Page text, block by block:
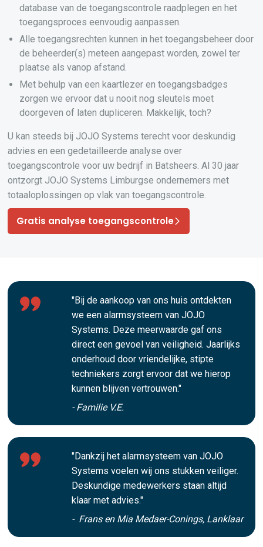
database van de toegangscontrole raadplegen en het
toegangsproces eenvoudig aanpassen.
Alle toegangsrechten kunnen in het toegangsbeheer door
de beheerder(s) meteen aangepast worden, zowel ter
plaatse als vanop afstand.
Met behulp van een kaartlezer en toegangsbadges
zorgen we ervoor dat u nooit nog sleutels moet
doorgeven of laten dupliceren. Makkelijk, toch?
U kan steeds bij JOJO Systems terecht voor deskundig
advies en een gedetailleerde analyse over
toegangscontrole voor uw bedrijf in Batsheers. Al 30 jaar
ontzorgt JOJO Systems Limburgse ondernemers met
totaaloplossingen op vlak van toegangscontrole.
Gratis analyse toegangscontrole
"Bij de aankoop van ons huis ontdekten
we een alarmsysteem van JOJO
Systems. Deze meerwaarde gaf ons
direct een gevoel van veiligheid. Jaarlijks
onderhoud door vriendelijke, stipte
techniekers zorgt ervoor dat we hierop
kunnen blijven vertrouwen."
- Familie V.E.
"Dankzij het alarmsysteem van JOJO
Systems voelen wij ons stukken veiliger.
Deskundige medewerkers staan altijd
klaar met advies."
- Frans en Mia Medaer-Conings, Lanklaar